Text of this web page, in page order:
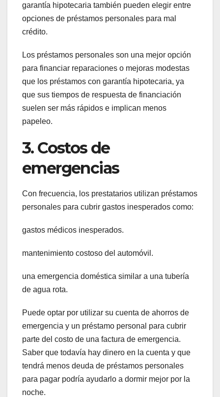
garantía hipotecaria también pueden elegir entre
opciones de préstamos personales para mal
crédito.
Los préstamos personales son una mejor opción
para financiar reparaciones o mejoras modestas
que los préstamos con garantía hipotecaria, ya
que sus tiempos de respuesta de financiación
suelen ser más rápidos e implican menos
papeleo.
3. Costos de
emergencias
Con frecuencia, los prestatarios utilizan préstamos
personales para cubrir gastos inesperados como:
gastos médicos inesperados.
mantenimiento costoso del automóvil.
una emergencia doméstica similar a una tubería
de agua rota.
Puede optar por utilizar su cuenta de ahorros de
emergencia y un préstamo personal para cubrir
parte del costo de una factura de emergencia.
Saber que todavía hay dinero en la cuenta y que
tendrá menos deuda de préstamos personales
para pagar podría ayudarlo a dormir mejor por la
noche.